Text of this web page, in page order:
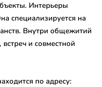
Интерьеры
специализируется на
Внутри общежитий
и совместной
по адресу: